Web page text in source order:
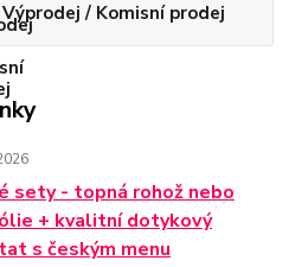
Výprodej / Komisní prodej
sety - topná rohož nebo
+ kvalitní dotykový
s českým menu